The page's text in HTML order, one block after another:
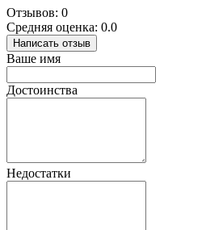
Отзывов: 0
Средняя оценка: 0.0
Написать отзыв
Ваше имя
Достоинства
Недостатки